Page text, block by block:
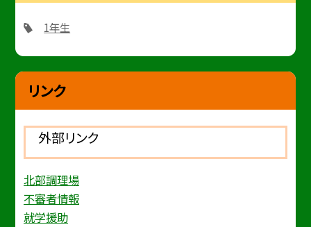
1年生
リンク
外部リンク
北部調理場
不審者情報
就学援助